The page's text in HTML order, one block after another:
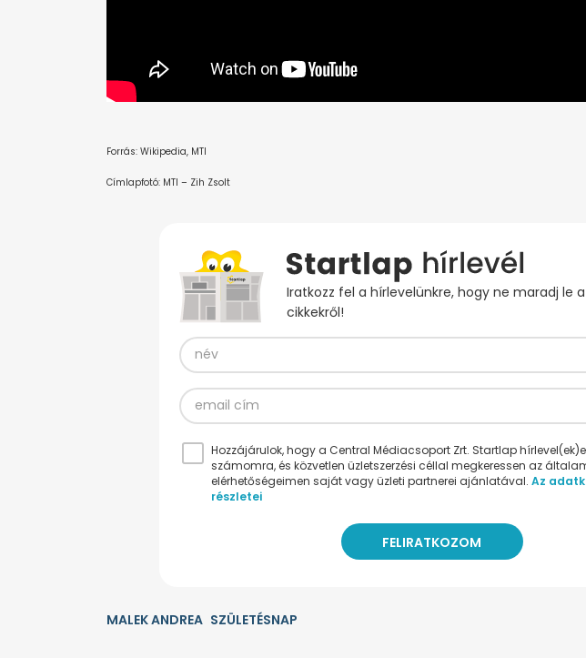
Forrás: Wikipedia, MTI
Címlapfotó: MTI – Zih Zsolt
Iratkozz fel a hírlevelünkre, hogy ne maradj le
cikkekről!
Hozzájárulok, hogy a Central Médiacsoport Zrt. Startlap
számomra, és közvetlen üzletszerzési céllal megkeressen az
elérhetőségeimen saját vagy üzleti partnerei ajánlatával. Az
részletei
MALEK ANDREA SZÜLETÉSNAP